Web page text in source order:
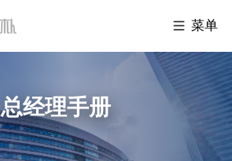
菜单
总经理手册